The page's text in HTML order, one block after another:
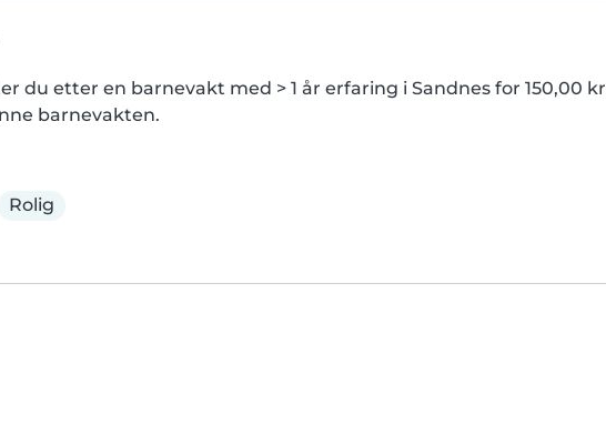
du etter en barnevakt med > 1 år erfaring i Sandnes for 150,00 kr
barnevakten.
Rolig